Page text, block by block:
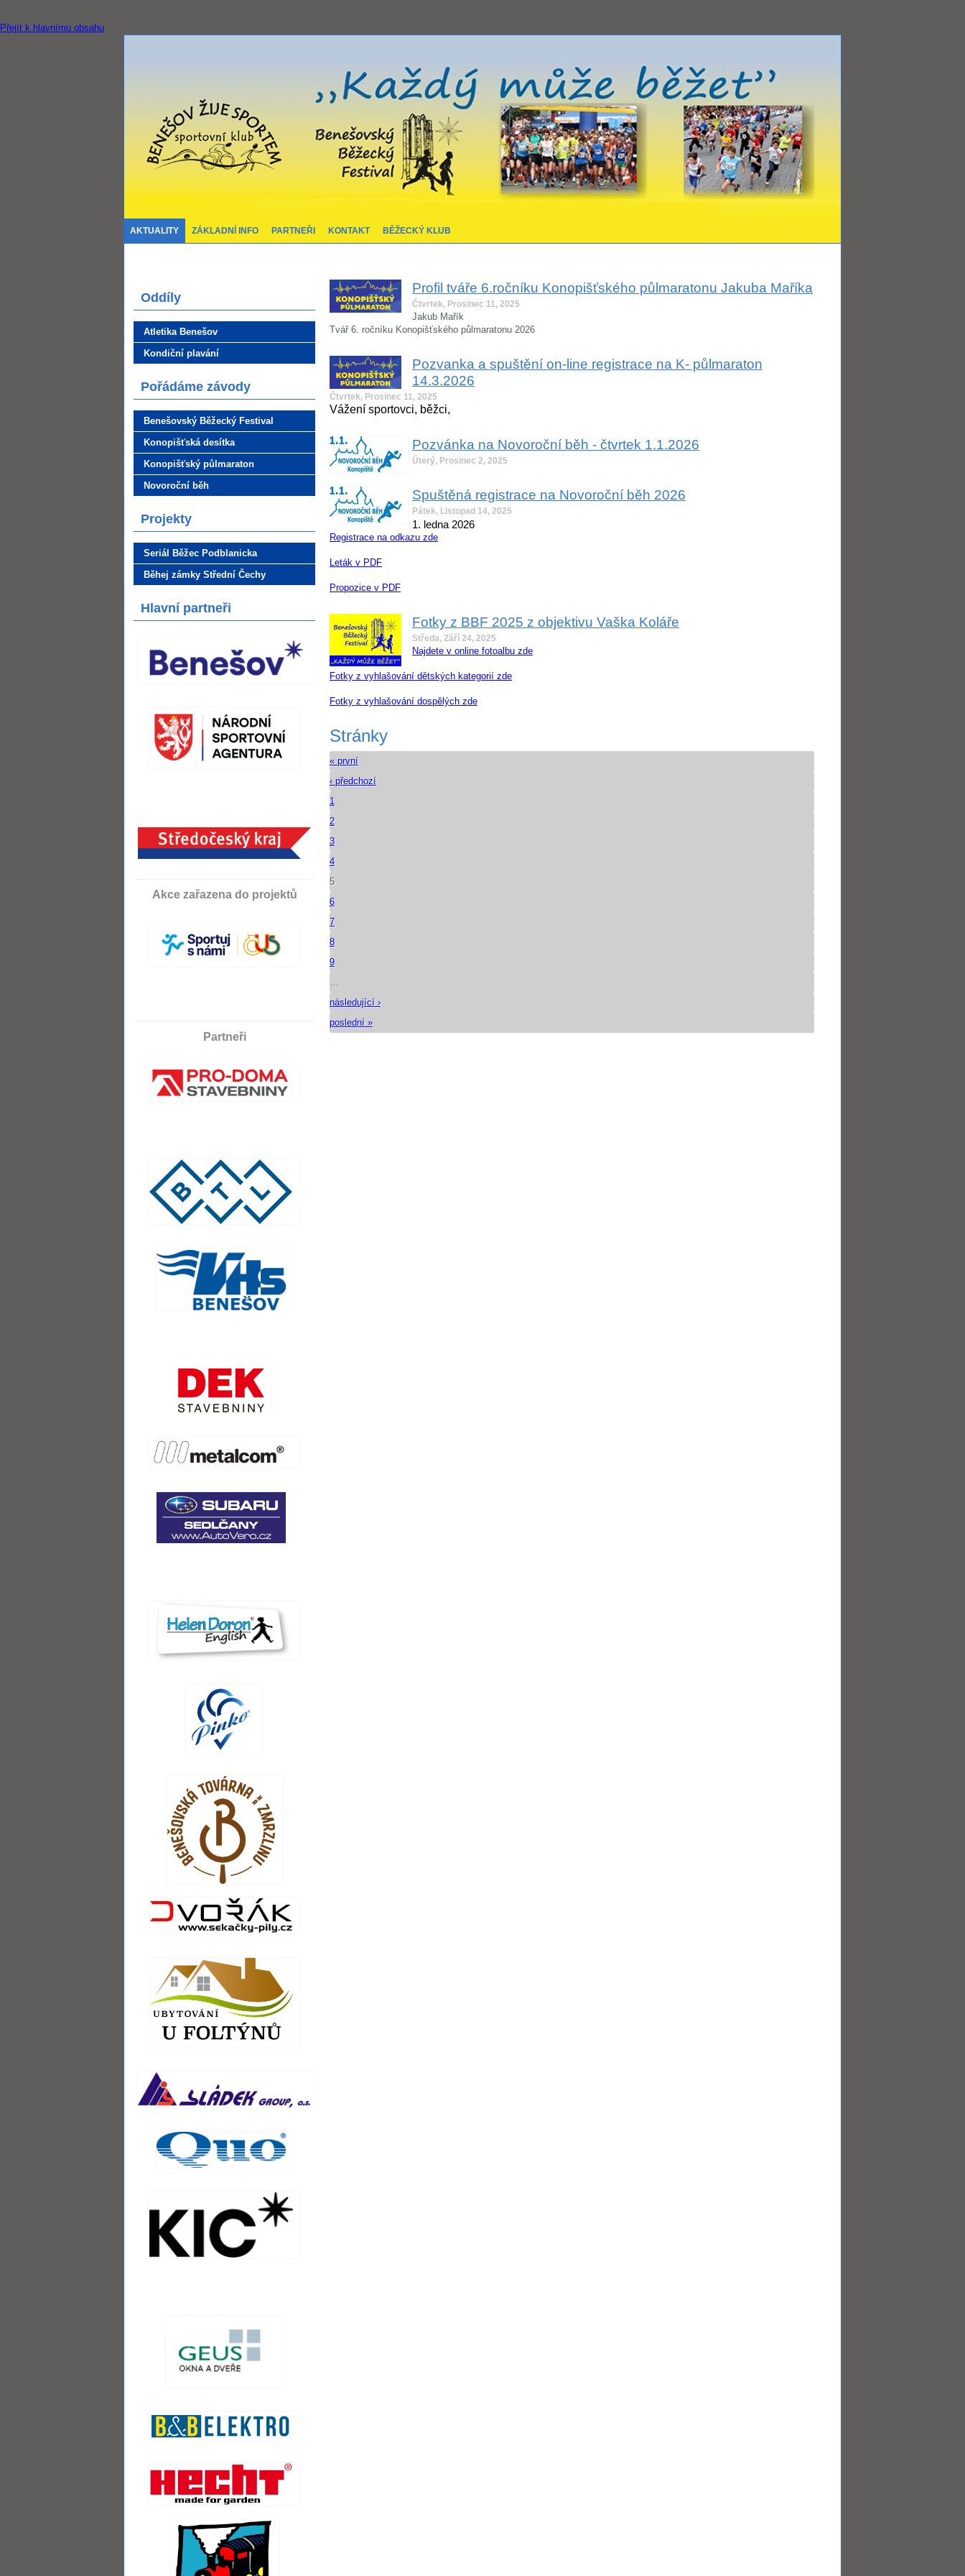
Přejít k hlavnímu obsahu
AKTUALITY ZÁKLADNÍ INFO PARTNEŘI KONTAKT BĚŽECKÝ KLUB
Profil tváře 6.ročníku Konopišťského půlmaratonu Jakuba Maříka
Čtvrtek, Prosinec 11, 2025
Jakub Mařík
Tvář 6. ročníku Konopišťského půlmaratonu 2026
Pozvanka a spuštění on-line registrace na K- půlmaraton
14.3.2026
Čtvrtek, Prosinec 11, 2025
Vážení sportovci, běžci,
Pozvánka na Novoroční běh - čtvrtek 1.1.2026
Úterý, Prosinec 2, 2025
Spuštěná registrace na Novoroční běh 2026
Pátek, Listopad 14, 2025
1. ledna 2026
Registrace na odkazu zde
Leták v PDF
Propozice v PDF
Fotky z BBF 2025 z objektivu Vaška Koláře
Středa, Září 24, 2025
Najdete v online fotoalbu zde
Fotky z vyhlašování dětských kategorií zde
Fotky z vyhlašování dospělých zde
Stránky
« první
‹ předchozí
1
2
3
4
5
6
7
8
9
následující ›
poslední »
Oddíly
Atletika Benešov
Kondiční plavání
Pořádáme závody
Benešovský Běžecký Festival
Konopišťská desítka
Konopišťský půlmaraton
Novoroční běh
Projekty
Seriál Běžec Podblanicka
Běhej zámky Střední Čechy
Hlavní partneři
Akce zařazena do projektů
Partneři